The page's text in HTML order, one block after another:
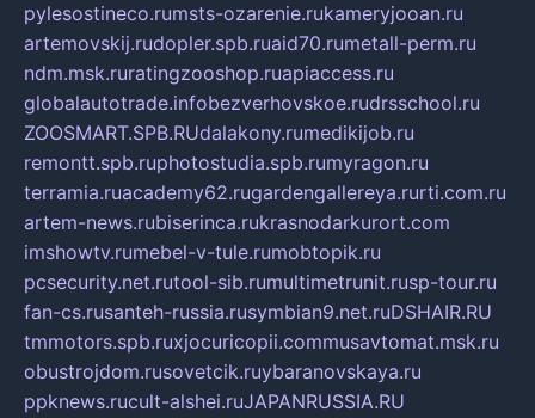
pylesostineco.rumsts-ozarenie.rukameryjooan.ru
artemovskij.rudopler.spb.ruaid70.rumetall-perm.ru
ndm.msk.ruratingzooshop.ruapiaccess.ru
globalautotrade.infobezverhovskoe.rudrsschool.ru
ZOOSMART.SPB.RUdalakony.rumedikijob.ru
remontt.spb.ruphotostudia.spb.rumyragon.ru
terramia.ruacademy62.rugardengallereya.rurti.com.ru
artem-news.rubiserinca.rukrasnodarkurort.com
imshowtv.rumebel-v-tule.rumobtopik.ru
pcsecurity.net.rutool-sib.rumultimetrunit.rusp-tour.ru
fan-cs.rusanteh-russia.rusymbian9.net.ruDSHAIR.RU
tmmotors.spb.ruxjocuricopii.commusavtomat.msk.ru
obustrojdom.rusovetcik.ruybaranovskaya.ru
ppknews.rucult-alshei.ruJAPANRUSSIA.RU